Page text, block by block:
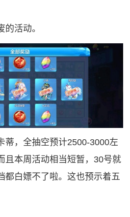
活动。
蒂，全抽空预计2500-3000左
且本周活动相当短暂，30号就
都白嫖不了啦。这也预示着五